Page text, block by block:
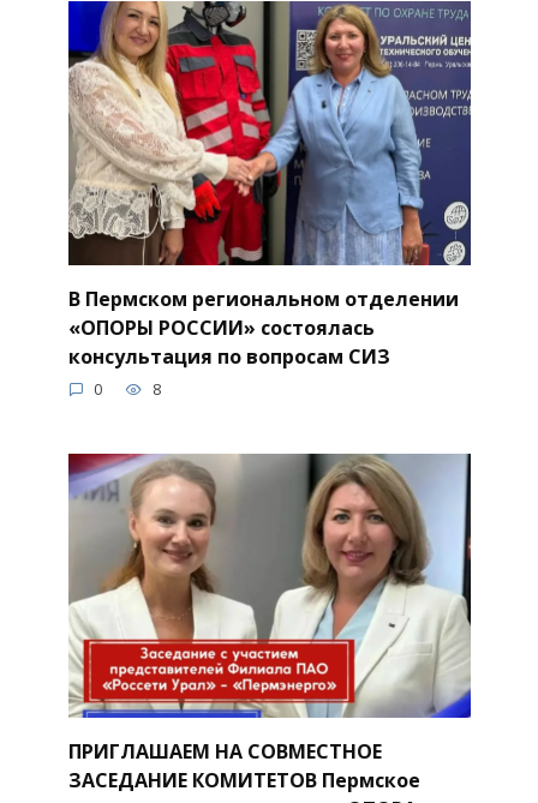
В Пермском региональном отделении
«ОПОРЫ РОССИИ» состоялась
консультация по вопросам СИЗ
0 8
ПРИГЛАШАЕМ НА СОВМЕСТНОЕ
ЗАСЕДАНИЕ КОМИТЕТОВ Пермское